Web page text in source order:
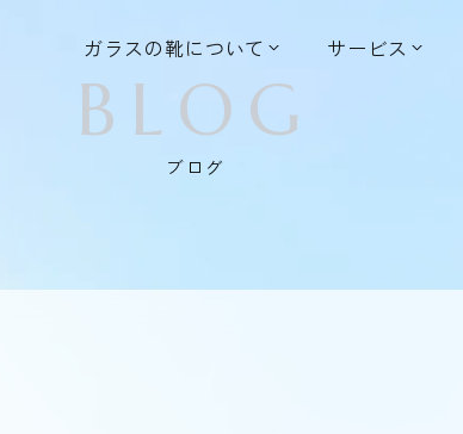
ガラスの靴について サービス
BLOG
ブログ